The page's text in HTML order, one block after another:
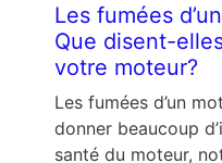
Les fumées
Que disent-
votre moteur?
Les fumées d’un
donner beaucoup
santé du moteur,